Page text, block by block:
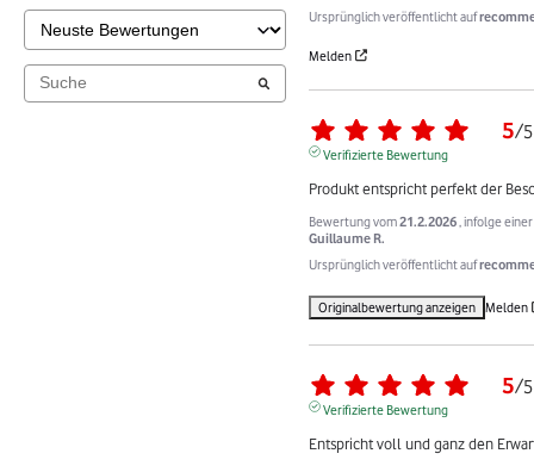
Ursprünglich veröffentlicht auf
Melden
5/5
Verifizierte Bewertung
Produkt entspricht perfekt der
Bewertung vom21.2.2026 , infolge
Guillaume R.
Ursprünglich veröffentlicht auf
Originalbewertung anzeigen Melden
5/5
Verifizierte Bewertung
Entspricht voll und ganz den